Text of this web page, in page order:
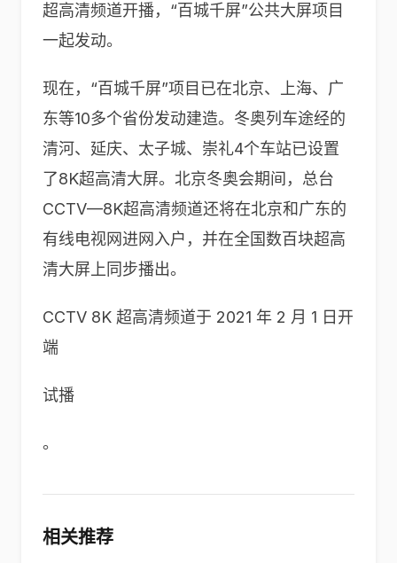
超高清频道开播，“百城千屏”公共大屏项目
一起发动。
现在，“百城千屏”项目已在北京、上海、广
东等10多个省份发动建造。冬奥列车途经的
清河、延庆、太子城、崇礼4个车站已设置
了8K超高清大屏。北京冬奥会期间，总台
CCTV—8K超高清频道还将在北京和广东的
有线电视网进网入户，并在全国数百块超高
清大屏上同步播出。
CCTV 8K 超高清频道于 2021 年 2 月 1 日开
端
试播
。
相关推荐